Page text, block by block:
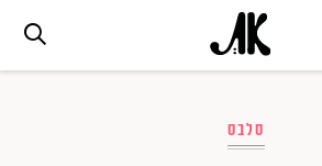
סלבס